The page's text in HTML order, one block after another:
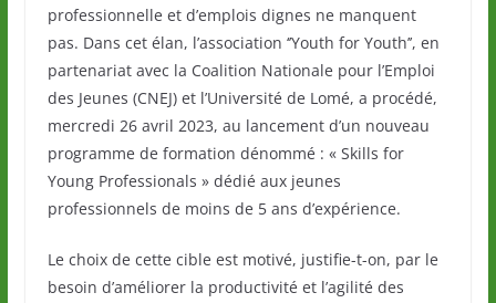
professionnelle et d’emplois dignes ne manquent
pas. Dans cet élan, l’association ‘’Youth for Youth’’, en
partenariat avec la Coalition Nationale pour l’Emploi
des Jeunes (CNEJ) et l’Université de Lomé, a procédé,
mercredi 26 avril 2023, au lancement d’un nouveau
programme de formation dénommé : « Skills for
Young Professionals » dédié aux jeunes
professionnels de moins de 5 ans d’expérience.
Le choix de cette cible est motivé, justifie-t-on, par le
besoin d’améliorer la productivité et l’agilité des